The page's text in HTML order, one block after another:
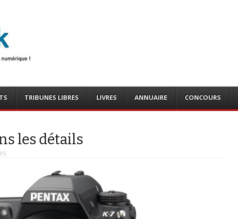
TRIBUNES LIBRES LIVRES ANNUAIRE CONCOURS
les détails